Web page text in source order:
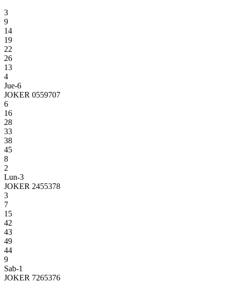
3
9
14
19
22
26
13
4
Jue-6
JOKER 0559707
6
16
28
33
38
45
8
2
Lun-3
JOKER 2455378
3
7
15
42
43
49
44
9
Sab-1
JOKER 7265376